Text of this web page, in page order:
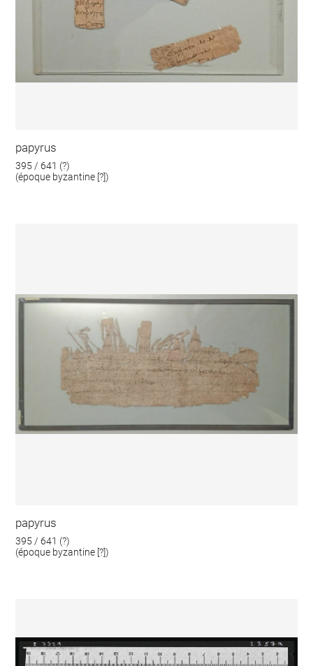
papyrus
395 / 641 (?)
(époque byzantine [?])
papyrus
395 / 641 (?)
(époque byzantine [?])